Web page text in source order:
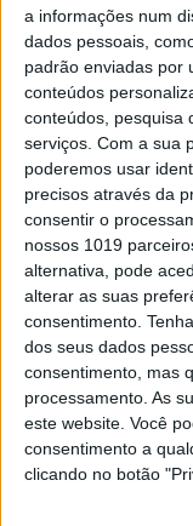
a informações num
dados pessoais,
padrão enviadas por
conteúdos
conteúdos, pesquisa
serviços. Com a sua
poderemos usar
precisos através da
consentir o
nossos 1019
alternativa, pode
alterar as suas
consentimento.
dos seus dados
consentimento, mas
processamento. As
este website. Você
consentimento a
clicando no botão
bonito, mas
dessa
faz
torna
A fruta